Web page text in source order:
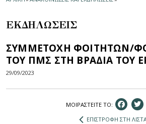
ΕΚΔΗΛΩΣΕΙΣ
ΣΥΜΜΕΤΟΧΗ ΦΟΙΤΗΤΩΝ/
ΤΟΥ ΠΜΣ ΣΤΗ ΒΡΑΔΙΑ ΤΟΥ
29/09/2023
ΜΟΙΡΑΣΤEIΤΕ ΤΟ:
ΕΠΙΣΤΡΟΦΗ ΣΤΗ